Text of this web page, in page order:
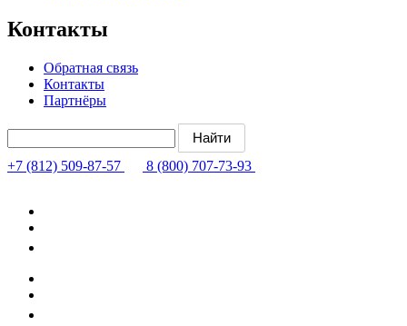
Контакты
Обратная связь
Контакты
Партнёры
+7 (812) 509-87-57 8 (800) 707-73-93